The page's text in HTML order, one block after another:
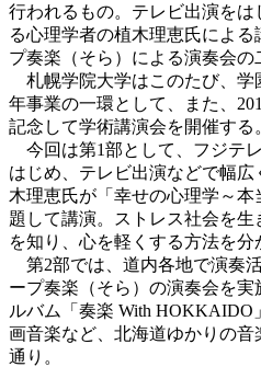
行われるもの。テレビ出演を
る心理学者の植木理恵氏によ
プ奏楽（そら）による演奏会の
札幌学院大学はこのたび、学
年事業の一環として、また、
記念して学術講演会を開催する
今回は第1部として、フジテ
はじめ、テレビ出演などで幅
木理恵氏が「幸せの心理学～
題して講演。ストレス社会を生
を知り、心を軽くする方法を分
第2部では、道内各地で演奏
ープ奏楽（そら）の演奏会を
ルバム「奏楽 With
画音楽など、北海道ゆかりの
通り。